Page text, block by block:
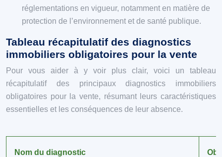
réglementations en vigueur, notamment en matière de
protection de l’environnement et de santé publique.
Tableau récapitulatif des diagnostics
immobiliers obligatoires pour la vente
Pour vous aider à y voir plus clair, voici un tableau
récapitulatif des principaux diagnostics immobiliers
obligatoires pour la vente, résumant leurs caractéristiques
essentielles et les conséquences de leur absence.
Nom du diagnostic